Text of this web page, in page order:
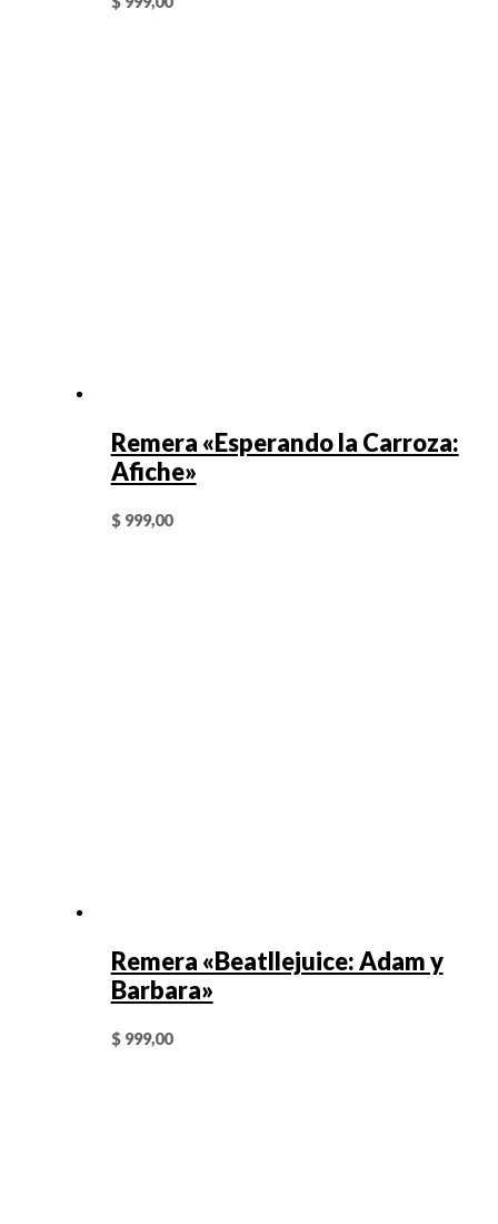
Remera «Esperando la Carroza:
Afiche»
$999,00
Remera «Beatllejuice: Adam y
Barbara»
$999,00